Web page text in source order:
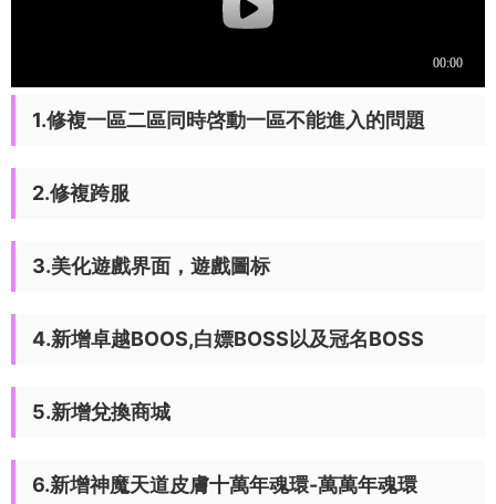
1.修複一區二區同時啓動一區不能進入的問題
2.修複跨服
3.美化遊戲界面，遊戲圖标
4.新增卓越BOOS,白嫖BOSS以及冠名BOSS
5.新增兌換商城
6.新增神魔天道皮膚十萬年魂環-萬萬年魂環